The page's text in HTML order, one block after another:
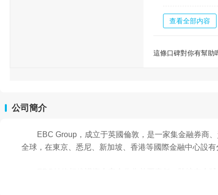
查看全部内容
這條口碑對你有幫助
公司簡介
EBC Group，成立于英國倫敦，是一家集金融券商
全球，在東京、悉尼、新加坡、香港等國際金融中心設